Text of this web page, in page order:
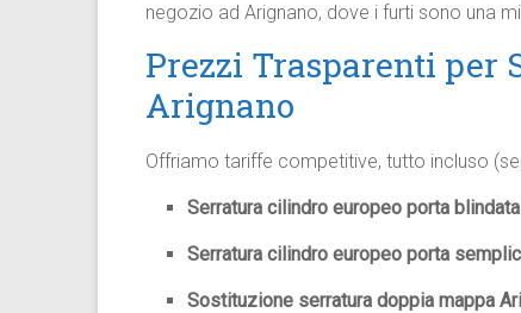
negozio ad Arignano, dove i furti sono una
Prezzi Trasparenti per
Arignano
Offriamo tariffe competitive, tutto incluso
Serratura cilindro europeo porta
Serratura cilindro europeo porta
Sostituzione serratura doppia mappa